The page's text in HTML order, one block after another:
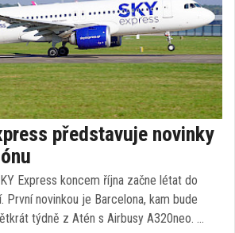
představuje novinky
Express koncem října začne létat do
První novinkou je Barcelona, kam bude
týdně z Atén s Airbusy A320neo. …